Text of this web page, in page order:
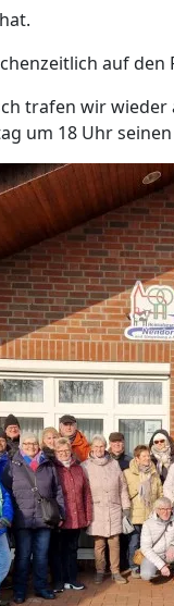
auf
trafen wir
um 18 Uhr